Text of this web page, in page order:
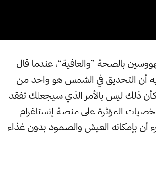
بالصحة ”والعافية“، عندما قال
أن التحديق في الشمس هو واحد من
ذلك ليس بالأمر الذي سيجعلك تفقد
المؤثرة على منصة إنستاغرام
أن بإمكانه العيش والصمود بدون غذاء